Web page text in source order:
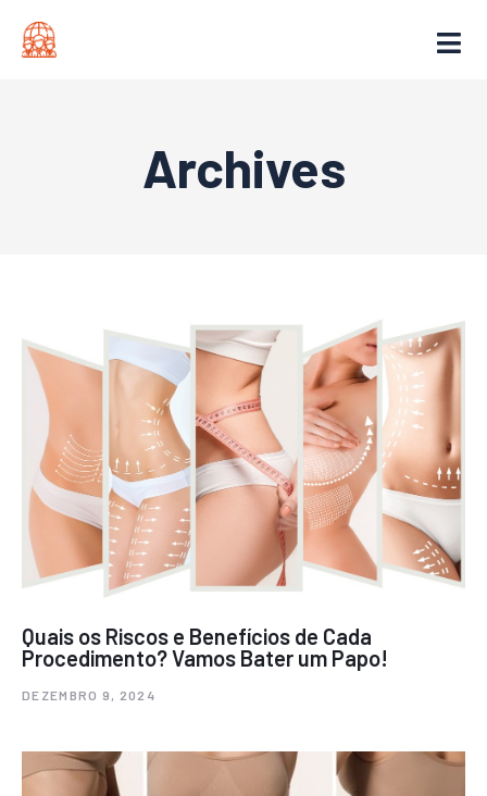
Archives
Quais os Riscos e Benefícios de Cada
Procedimento? Vamos Bater um Papo!
DEZEMBRO 9, 2024